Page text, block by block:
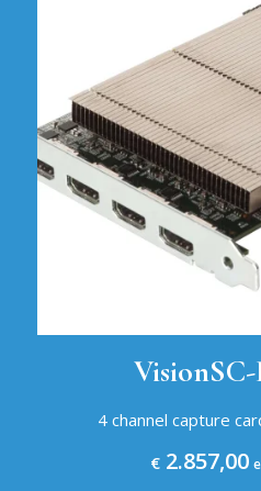
4 channel capture
€2.857,00